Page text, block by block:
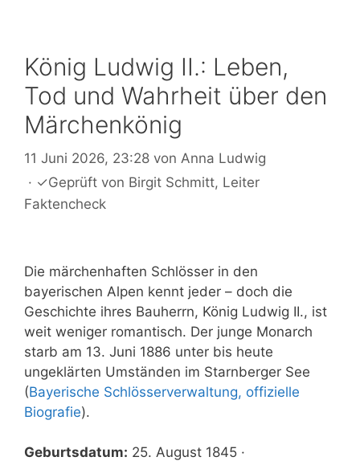
König Ludwig II.: Leben,
Tod und Wahrheit über den
Märchenkönig
11 Juni 2026, 23:28 von Anna Ludwig
· ✓Geprüft von Birgit Schmitt, Leiter
Faktencheck
Die märchenhaften Schlösser in den
bayerischen Alpen kennt jeder – doch die
Geschichte ihres Bauherrn, König Ludwig II., ist
weit weniger romantisch. Der junge Monarch
starb am 13. Juni 1886 unter bis heute
ungeklärten Umständen im Starnberger See
(Bayerische Schlösserverwaltung, offizielle
Biografie).
Geburtsdatum: 25. August 1845 ·